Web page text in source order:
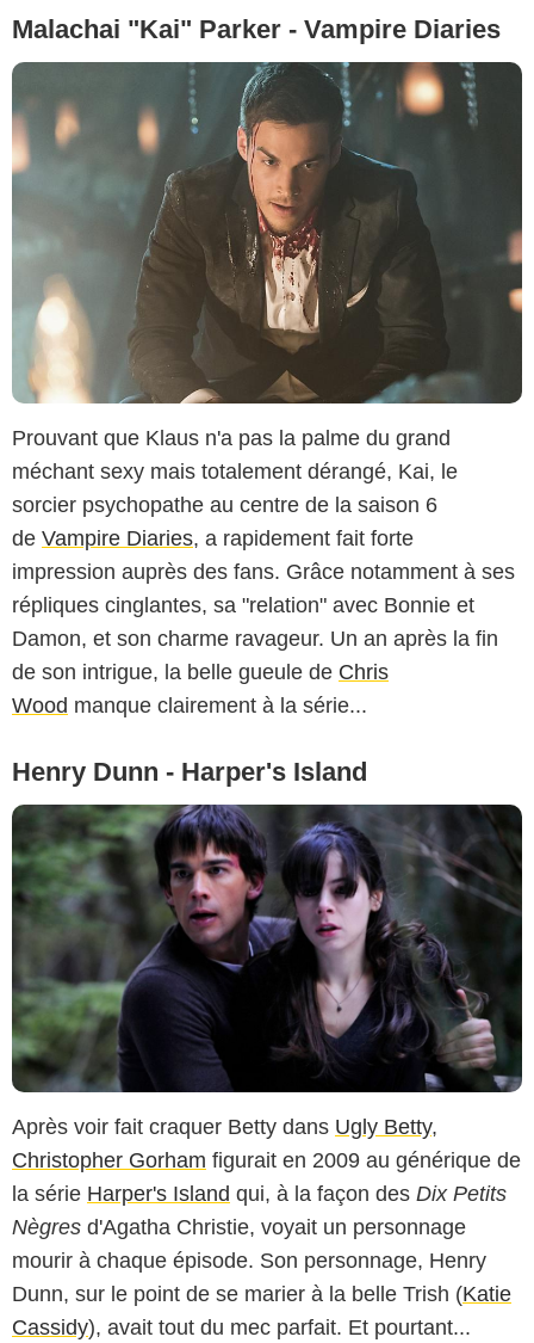
Malachai "Kai" Parker - Vampire Diaries
Prouvant que Klaus n'a pas la palme du grand
méchant sexy mais totalement dérangé, Kai, le
sorcier psychopathe au centre de la saison 6
de Vampire Diaries, a rapidement fait forte
impression auprès des fans. Grâce notamment à ses
répliques cinglantes, sa "relation" avec Bonnie et
Damon, et son charme ravageur. Un an après la fin
de son intrigue, la belle gueule de Chris
Wood manque clairement à la série...
Henry Dunn - Harper's Island
Après voir fait craquer Betty dans Ugly Betty,
Christopher Gorham figurait en 2009 au générique de
la série Harper's Island qui, à la façon des Dix Petits
Nègres d'Agatha Christie, voyait un personnage
mourir à chaque épisode. Son personnage, Henry
Dunn, sur le point de se marier à la belle Trish (Katie
Cassidy), avait tout du mec parfait. Et pourtant...